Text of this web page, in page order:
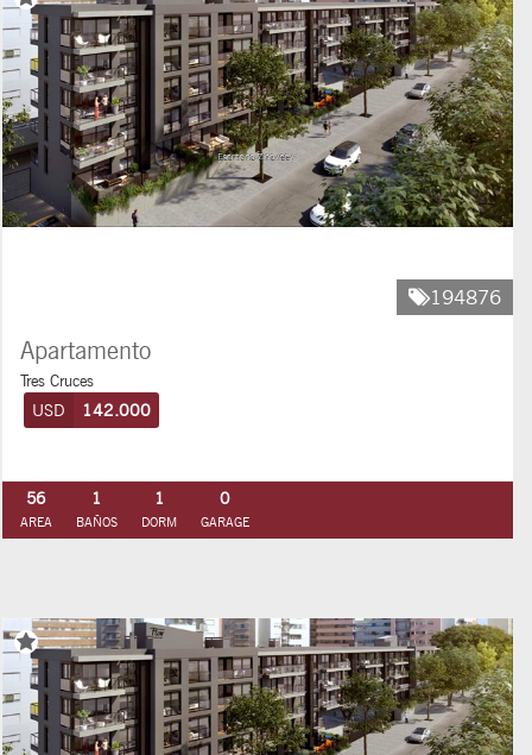
194876
Apartamento
Tres Cruces
USD 142.000
56
AREA
1
BAÑOS
1
DORM
0
GARAGE